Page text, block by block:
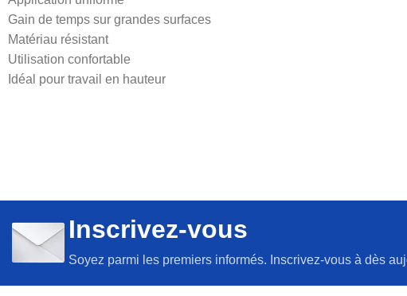
Gain de temps sur grandes surfaces
Matériau résistant
Utilisation confortable
Idéal pour travail en hauteur
Inscrivez-vous
Soyez parmi les premiers informés. Inscrivez-vous à dès